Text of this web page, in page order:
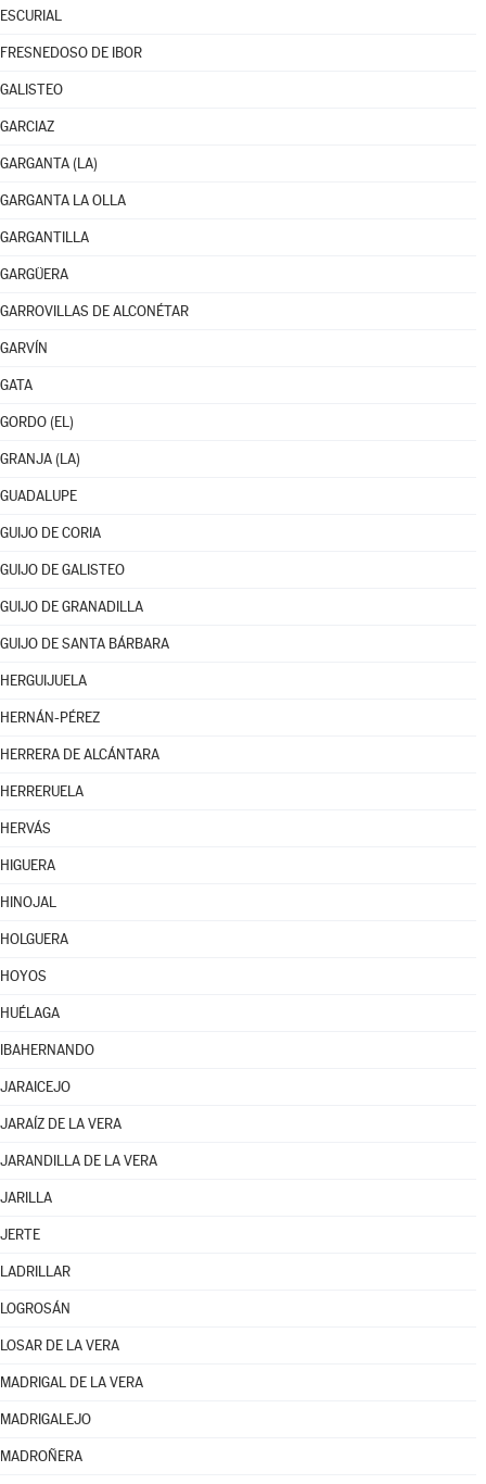
ESCURIAL
FRESNEDOSO DE IBOR
GALISTEO
GARCIAZ
GARGANTA (LA)
GARGANTA LA OLLA
GARGANTILLA
GARGÜERA
GARROVILLAS DE ALCONÉTAR
GARVÍN
GATA
GORDO (EL)
GRANJA (LA)
GUADALUPE
GUIJO DE CORIA
GUIJO DE GALISTEO
GUIJO DE GRANADILLA
GUIJO DE SANTA BÁRBARA
HERGUIJUELA
HERNÁN-PÉREZ
HERRERA DE ALCÁNTARA
HERRERUELA
HERVÁS
HIGUERA
HINOJAL
HOLGUERA
HOYOS
HUÉLAGA
IBAHERNANDO
JARAICEJO
JARAÍZ DE LA VERA
JARANDILLA DE LA VERA
JARILLA
JERTE
LADRILLAR
LOGROSÁN
LOSAR DE LA VERA
MADRIGAL DE LA VERA
MADRIGALEJO
MADROÑERA